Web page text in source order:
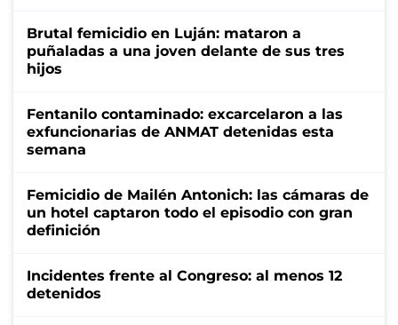
Brutal femicidio en Luján: mataron a
puñaladas a una joven delante de sus tres
hijos
Fentanilo contaminado: excarcelaron a las
exfuncionarias de ANMAT detenidas esta
semana
Femicidio de Mailén Antonich: las cámaras de
un hotel captaron todo el episodio con gran
definición
Incidentes frente al Congreso: al menos 12
detenidos